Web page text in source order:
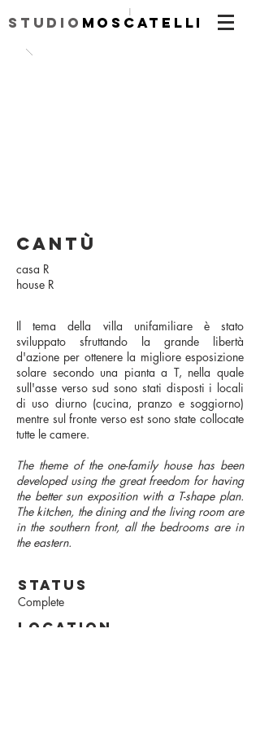
Studio Moscatelli
cantù
casa R
house R
Il tema della villa unifamiliare è stato
sviluppato sfruttando la grande libertà
d'azione per ottenere la migliore esposizione
solare secondo una pianta a T, nella quale
sull'asse verso sud sono stati disposti i locali
di uso diurno (cucina, pranzo e soggiorno)
mentre sul fronte verso est sono state collocate
tutte le camere.
The theme of the one-family house has been
developed using the great freedom for having
the better sun exposition with a T-shape plan.
The kitchen, the dining and the living room are
in the southern front, all the bedrooms are in
the eastern.
status
Complete
location